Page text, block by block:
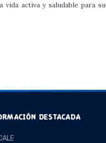
activa y saludable para su
DESTACADA